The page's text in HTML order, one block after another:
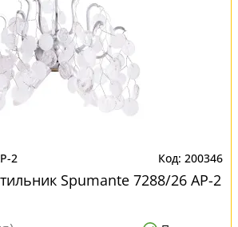
2 200346
Spumante 7288/26 AP-2